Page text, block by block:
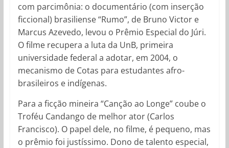
com parcimônia: o documentário (com inserção
ficcional) brasiliense “Rumo”, de Bruno Victor e
Marcus Azevedo, levou o Prêmio Especial do Júri.
O filme recupera a luta da UnB, primeira
universidade federal a adotar, em 2004, o
mecanismo de Cotas para estudantes afro-
brasileiros e indígenas.
Para a ficção mineira “Canção ao Longe” coube o
Troféu Candango de melhor ator (Carlos
Francisco). O papel dele, no filme, é pequeno, mas
o prêmio foi justíssimo. Dono de talento especial,